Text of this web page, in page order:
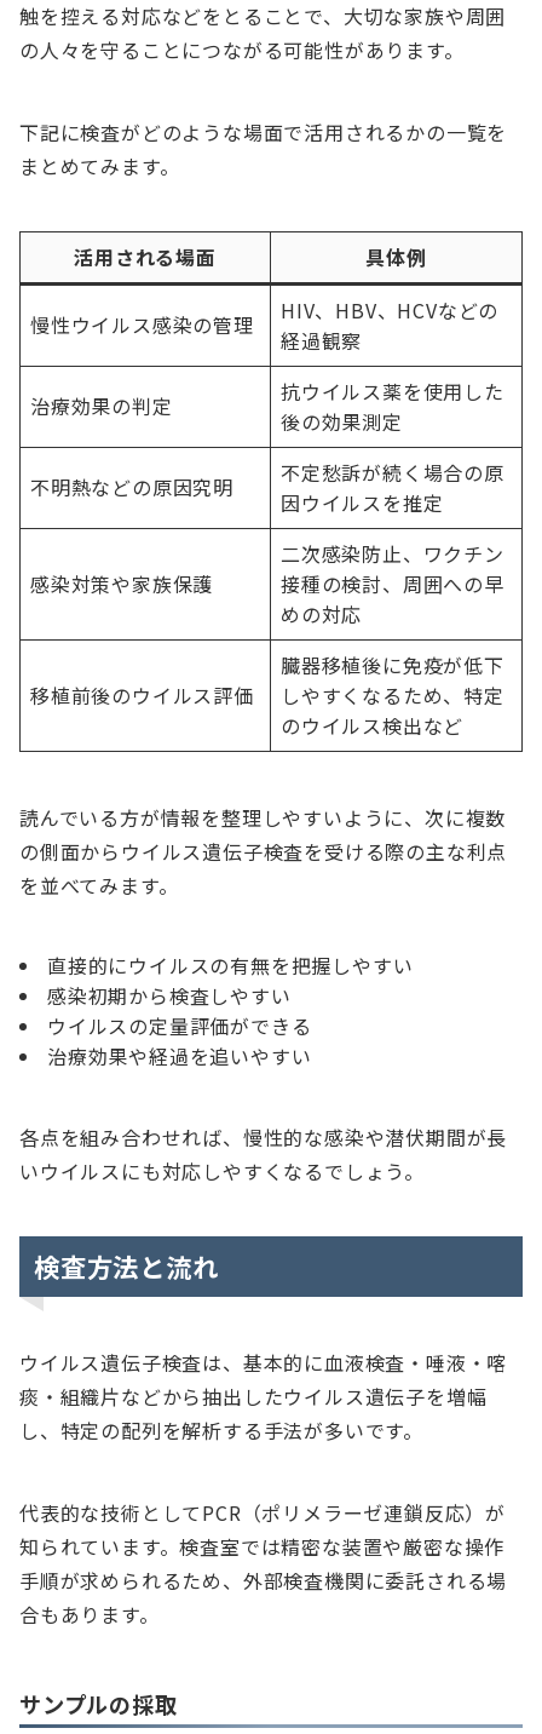
触を控える対応などをとることで、大切な家族や周囲
の人々を守ることにつながる可能性があります。
下記に検査がどのような場面で活用されるかの一覧を
まとめてみます。
活用される場面 具体例
慢性ウイルス感染の管理
HIV、HBV、HCVなどの
経過観察
治療効果の判定
抗ウイルス薬を使用した
後の効果測定
不明熱などの原因究明
不定愁訴が続く場合の原
因ウイルスを推定
感染対策や家族保護
二次感染防止、ワクチン
接種の検討、周囲への早
めの対応
移植前後のウイルス評価
臓器移植後に免疫が低下
しやすくなるため、特定
のウイルス検出など
読んでいる方が情報を整理しやすいように、次に複数
の側面からウイルス遺伝子検査を受ける際の主な利点
を並べてみます。
直接的にウイルスの有無を把握しやすい
感染初期から検査しやすい
ウイルスの定量評価ができる
治療効果や経過を追いやすい
各点を組み合わせれば、慢性的な感染や潜伏期間が長
いウイルスにも対応しやすくなるでしょう。
検査方法と流れ
ウイルス遺伝子検査は、基本的に血液検査・唾液・喀
痰・組織片などから抽出したウイルス遺伝子を増幅
し、特定の配列を解析する手法が多いです。
代表的な技術としてPCR（ポリメラーゼ連鎖反応）が
知られています。検査室では精密な装置や厳密な操作
手順が求められるため、外部検査機関に委託される場
合もあります。
サンプルの採取